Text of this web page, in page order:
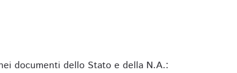
documenti dello Stato e della N.A.: